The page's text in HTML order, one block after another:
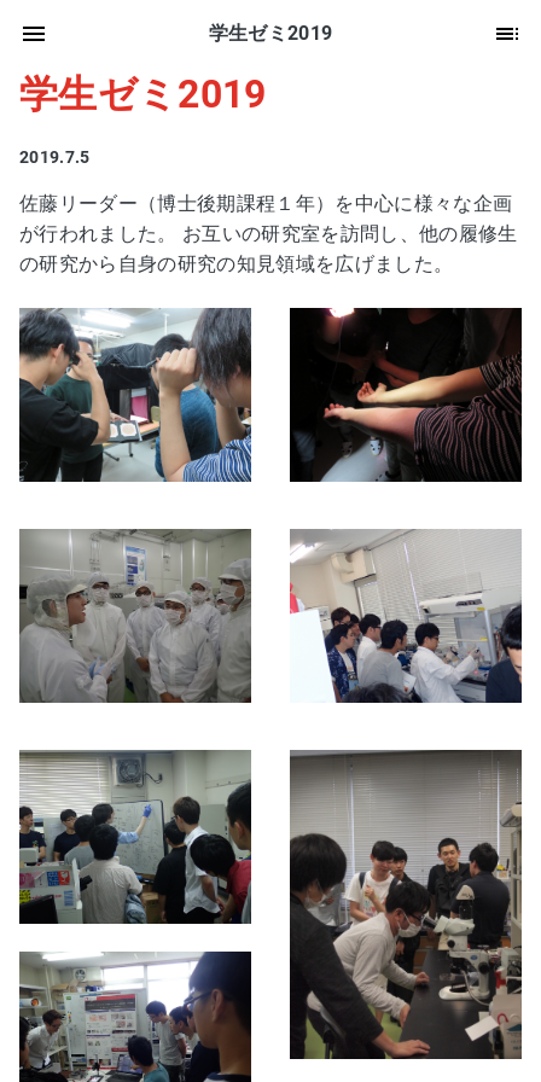
学生ゼミ2019
学生ゼミ2019
2019.7.5
佐藤リーダー（博士後期課程１年）を中心に様々な企画
が行われました。 お互いの研究室を訪問し、他の履修生
の研究から自身の研究の知見領域を広げました。